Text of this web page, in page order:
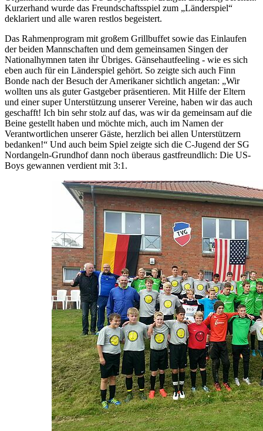
Kurzerhand wurde das Freundschaftsspiel zum „Länderspiel“
deklariert und alle waren restlos begeistert.
Das Rahmenprogram mit großem Grillbuffet sowie das Einlaufen
der beiden Mannschaften und dem gemeinsamen Singen der
Nationalhymnen taten ihr Übriges. Gänsehautfeeling - wie es sich
eben auch für ein Länderspiel gehört. So zeigte sich auch Finn
Bonde nach der Besuch der Amerikaner sichtlich angetan: „Wir
wollten uns als guter Gastgeber präsentieren. Mit Hilfe der Eltern
und einer super Unterstützung unserer Vereine, haben wir das auch
geschafft! Ich bin sehr stolz auf das, was wir da gemeinsam auf die
Beine gestellt haben und möchte mich, auch im Namen der
Verantwortlichen unserer Gäste, herzlich bei allen Unterstützern
bedanken!“ Und auch beim Spiel zeigte sich die C-Jugend der SG
Nordangeln-Grundhof dann noch überaus gastfreundlich: Die US-
Boys gewannen verdient mit 3:1.